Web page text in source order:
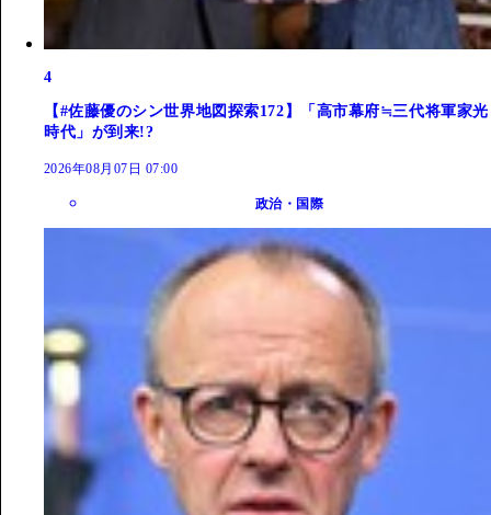
4
【#佐藤優のシン世界地図探索172】「高市幕府≒三代将軍家光
時代」が到来!?
2026年08月07日 07:00
政治・国際